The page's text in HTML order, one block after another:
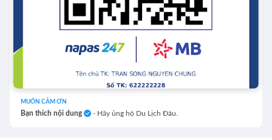
MUỐN CẢM ƠN
Bạn thích nội dung - Hãy ủng hộ Du Lịch Đâu.